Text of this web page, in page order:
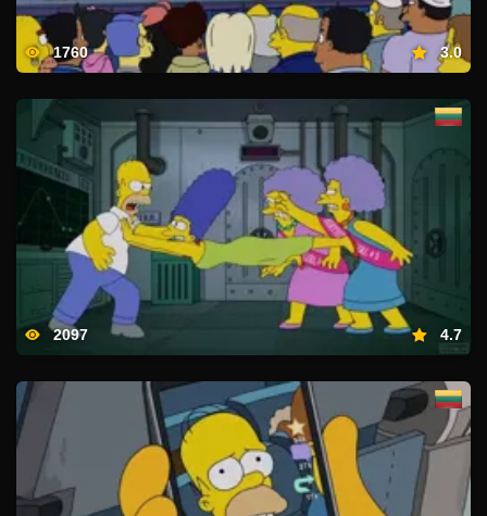
1760 3.0
2097 4.7